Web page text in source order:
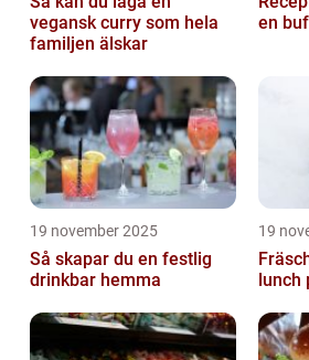
vegansk curry som hela
familjen älskar
en
19 november 2025
Så skapar du en festlig
drinkbar hemma
19
lunch